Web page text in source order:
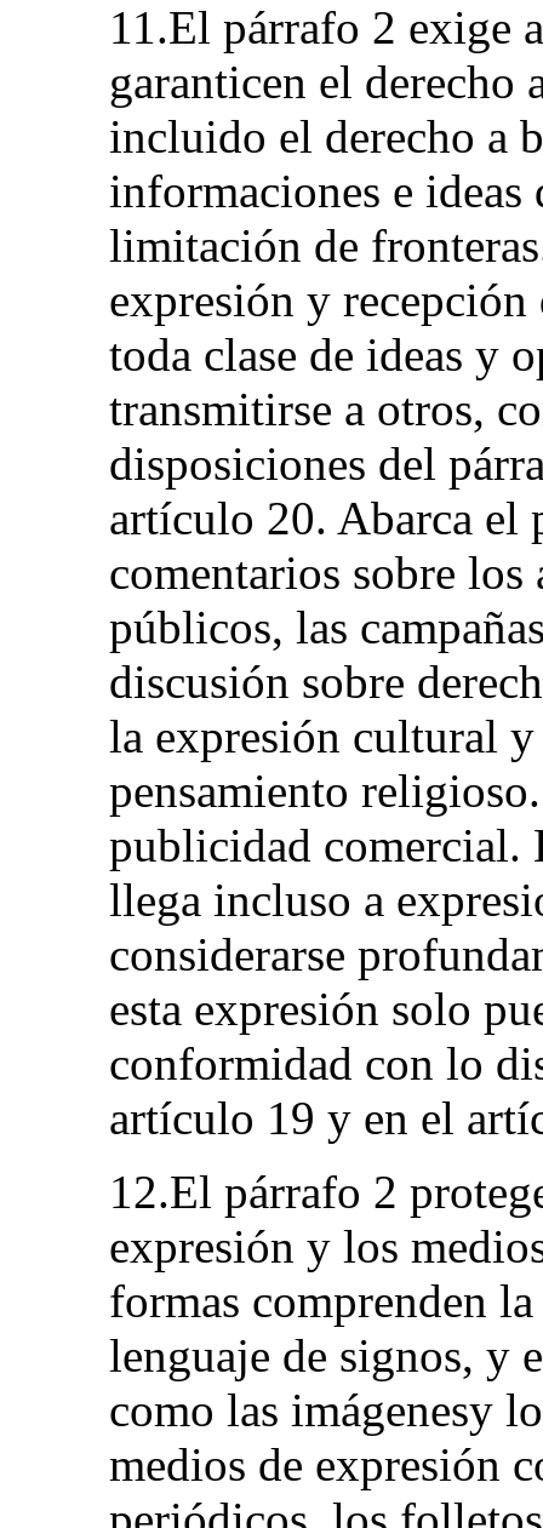
11.El párrafo 2 exige
garanticen el derecho
incluido el derecho a
informaciones e
limitación de
expresión y
toda clase de ideas y
transmitirse a otros,
disposiciones del
artículo 20. Abarca el
comentarios sobre
públicos, las
discusión sobre
la expresión cultural
pensamiento
publicidad comercial.
llega incluso a
considerarse
esta expresión solo
conformidad con lo
artículo 19 y en el
12.El párrafo 2
expresión y los
formas comprenden
lenguaje de signos, y
como las imágenesy
medios de expresión